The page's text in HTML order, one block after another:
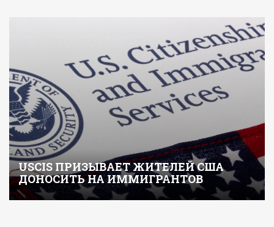
USCIS ПРИЗЫВАЕТ ЖИТЕЛЕЙ США
ДОНОСИТЬ НА ИММИГРАНТОВ